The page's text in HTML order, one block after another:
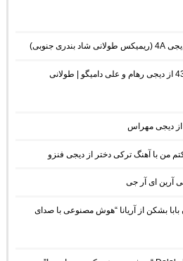
دانلود ریمیکس موزیک باکس 43 از دیجی رهام و علی دامیگو | طولانی
من با آهنگ ترکی دختر از دیجی فنزو
آرین ای آر جی
بشکن از آریانا “هوش مصنوعی با صدای